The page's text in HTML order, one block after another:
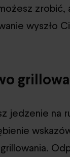
zrobić,
wyszło
jedzenie na